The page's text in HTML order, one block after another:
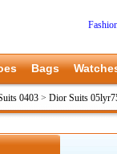
Bags
0403 > Dior Suits